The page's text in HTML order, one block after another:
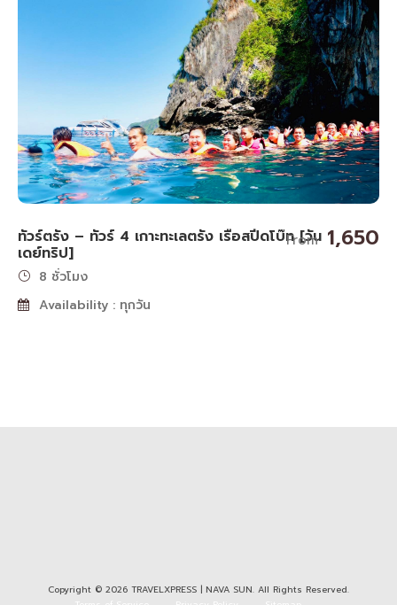
ทัวร์ตรัง – ทัวร์ 4 เกาะทะเลตรัง เรือสปีดโบ๊ท [วัน
เดย์ทริป]
From 1,650
8 ชั่วโมง
Availability : ทุกวัน
Copyright © 2026 TRAVELXPRESS | NAVA SUN. All Rights Reserved.